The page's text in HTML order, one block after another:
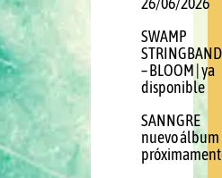
26/06/2026
SWAMP
STRINGBAND
– BLOOM | ya
disponible
SANNGRE
nuevo álbum